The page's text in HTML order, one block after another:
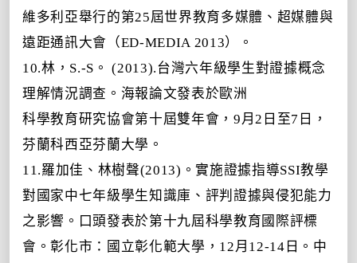
維多利亞舉行的第25屆世界教育多媒體、超媒體與
遠距通訊大會（ED-MEDIA 2013）
。
10.林，S.-S。 (2013).台灣六年級學生對證據概念
理解情況調查。海報論文發表於歐洲
科學教育研究協會第十屆雙年會，9月2日至7日，
芬蘭科西亞芬蘭大學。
11.羅加佳、林樹聲(2013)。實施證據指導SSI教學
對國家中七年級學生知識庫、評判證據與侵犯能力
之影響。口頭發表於第十九屆科學教育國際評標
會。彰化市：國立彰化範大學，12月12-14日。中